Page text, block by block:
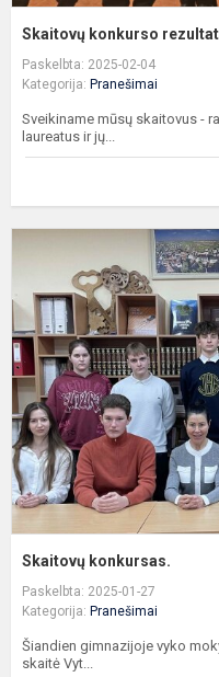
Skaitovų konkurso
Paskelbta: 2025-02-04
Kategorija: Pranešimai
Sveikiname mūsų skaitovus -
laureatus ir jų...
Skaitovų konkursas.
Paskelbta: 2025-01-27
Kategorija: Pranešimai
Šiandien gimnazijoje vyko
skaitė Vyt...